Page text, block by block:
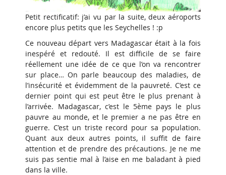
Petit rectificatif: j’ai vu par la suite, deux aéroports
encore plus petits que les Seychelles ! :p
Ce nouveau départ vers Madagascar était à la fois
inespéré et redouté. Il est difficile de se faire
réellement une idée de ce que l’on va rencontrer
sur place… On parle beaucoup des maladies, de
l’insécurité et évidemment de la pauvreté. C’est ce
dernier point qui est peut être le plus prenant à
l’arrivée. Madagascar, c’est le 5ème pays le plus
pauvre au monde, et le premier a ne pas être en
guerre. C’est un triste record pour sa population.
Quant aux deux autres points, il suffit de faire
attention et de prendre des précautions. Je ne me
suis pas sentie mal à l’aise en me baladant à pied
dans la ville.